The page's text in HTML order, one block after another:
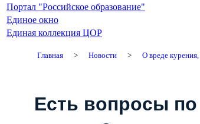
Портал "Российское образование"
Единое окно
Единая коллекция ЦОР
Главная > Новости > О вреде
Есть вопросы